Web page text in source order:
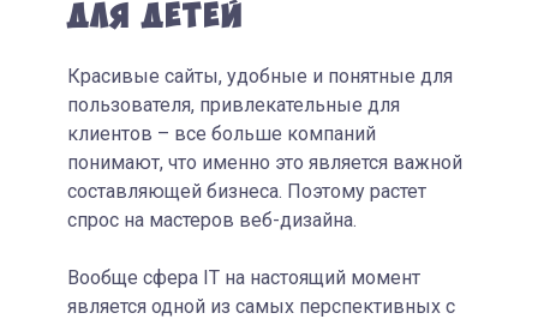
для детей
Красивые сайты, удобные и понятные для
пользователя, привлекательные для
клиентов – все больше компаний
понимают, что именно это является важной
составляющей бизнеса. Поэтому растет
спрос на мастеров веб-дизайна.
Вообще сфера IT на настоящий момент
является одной из самых перспективных с